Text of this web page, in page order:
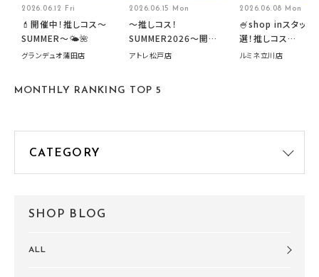
2026.06.12 Fri
💄開催中！推しコス〜
SUMMER〜🌤️🌺
グランデュオ蒲田店
2026.06.15 Mon
～推しコス！
SUMMER2026～開催
中です！
アトレ松戸店
2026.06.08 Mon
🍧shop inスタッフ
選！推しコス
summer2026開催
ルミネ立川店
MONTHLY RANKING TOP 5
SHOP BLOG
ALL